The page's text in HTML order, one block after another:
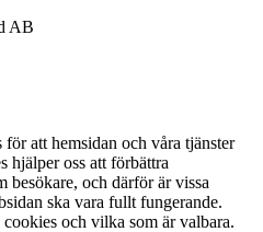
AB
att hemsidan och våra tjänster
hjälper oss att förbättra
besökare, och därför är vissa
ska vara fullt fungerande.
och vilka som är valbara.